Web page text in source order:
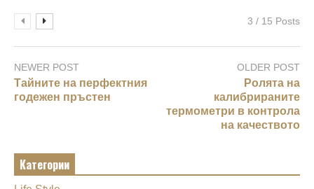
3 / 15 Posts
NEWER POST
Тайните на перфектния
годежен пръстен
OLDER POST
Ролята на
калибрираните
термометри в контрола
на качеството
Категории